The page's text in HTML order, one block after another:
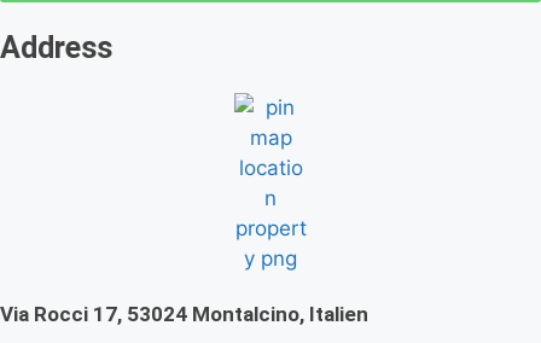
Address
Via Rocci 17, 53024 Montalcino, Italien